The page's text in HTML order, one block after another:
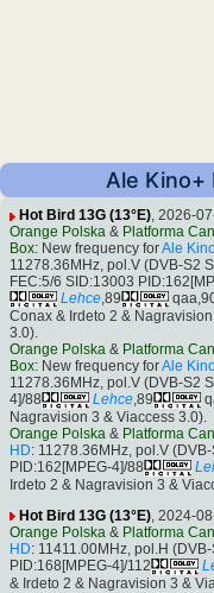
Ale Kino+
Hot Bird 13G (13°E), 2026-
Orange Polska & Platforma
Box: New frequency forAle
11278.36MHz, pol.V (DVB-S2
FEC:5/6 SID:13003
Lehce,89
Conax & Irdeto 2 &
3.0).
Orange Polska & Platforma
Box: New frequency forAle
11278.36MHz, pol.V (DVB-S2
4]/88
Lehce,89
Nagravision 3 & Viaccess 3.0).
Orange Polska & Platforma
HD: 11278.36MHz, pol.V
PID:162[MPEG-4]/88
Irdeto 2 & Nagravision 3 &
Hot Bird 13G (13°E) , 2024-
Orange Polska & Platforma
HD: 11411.00MHz, pol.H
PID:168[MPEG-4]/112
& Irdeto 2 & Nagravision 3 &